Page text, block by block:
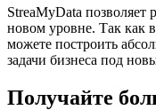
StreaMyData позволяет
новом уровне. Так как
можете построить
задачи бизнеса под
Получайте